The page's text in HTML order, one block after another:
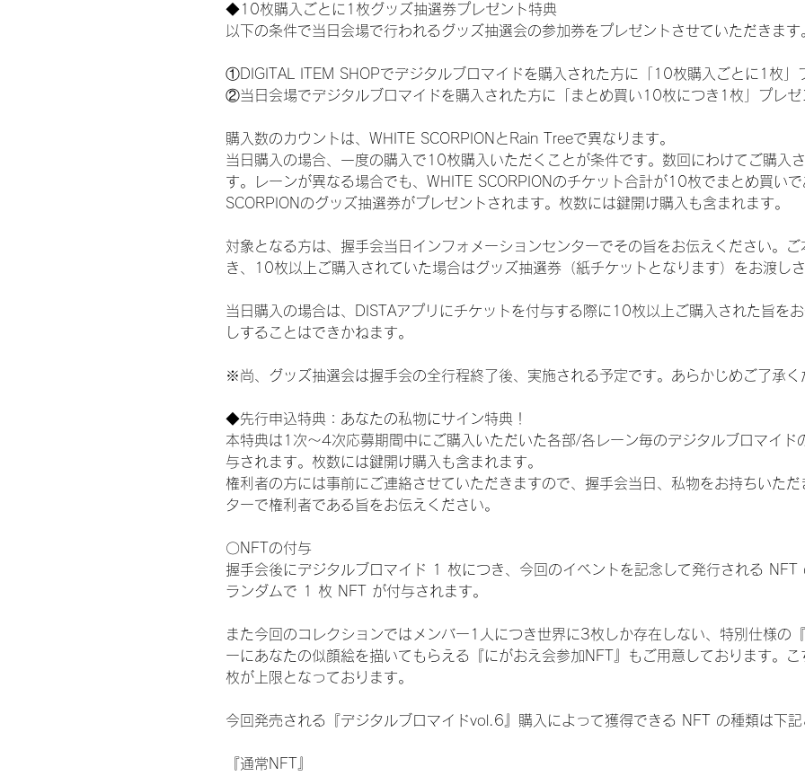
◆10枚購入ごとに1枚グッズ抽選券プレゼント特典
以下の条件で当日会場で行われるグッズ抽選会の参加券をプレゼントさせていただきます
①DIGITAL ITEM SHOPでデジタルブロマイドを購入された方に「10枚購入ごとに1枚」
②当日会場でデジタルブロマイドを購入された方に「まとめ買い10枚につき1枚」プレゼ
購入数のカウントは、WHITE SCORPIONとRain Treeで異なります。
当日購入の場合、一度の購入で10枚購入いただくことが条件です。数回にわけてご購入
す。レーンが異なる場合でも、WHITE SCORPIONのチケット合計が10枚でまとめ買い
SCORPIONのグッズ抽選券がプレゼントされます。枚数には鍵開け購入も含まれます。
対象となる方は、握手会当日インフォメーションセンターでその旨をお伝えください。
き、10枚以上ご購入されていた場合はグッズ抽選券（紙チケットとなります）をお渡しさ
当日購入の場合は、DISTAアプリにチケットを付与する際に10枚以上ご購入された旨を
しすることはできかねます。
※尚、グッズ抽選会は握手会の全行程終了後、実施される予定です。あらかじめご了承く
◆先行申込特典：あなたの私物にサイン特典！
本特典は1次〜4次応募期間中にご購入いただいた各部/各レーン毎のデジタルブロマイド
与されます。枚数には鍵開け購入も含まれます。
権利者の方には事前にご連絡させていただきますので、握手会当日、私物をお持ちいた
ターで権利者である旨をお伝えください。
〇NFTの付与
握手会後にデジタルブロマイド 1 枚につき、今回のイベントを記念して発行される NFT
ランダムで 1 枚 NFT が付与されます。
また今回のコレクションではメンバー1人につき世界に3枚しか存在しない、特別仕様の
ーにあなたの似顔絵を描いてもらえる『にがおえ会参加NFT』もご用意しております。
枚が上限となっております。
今回発売される『デジタルブロマイドvol.6』購入によって獲得できる NFT の種類は下記
『通常NFT』